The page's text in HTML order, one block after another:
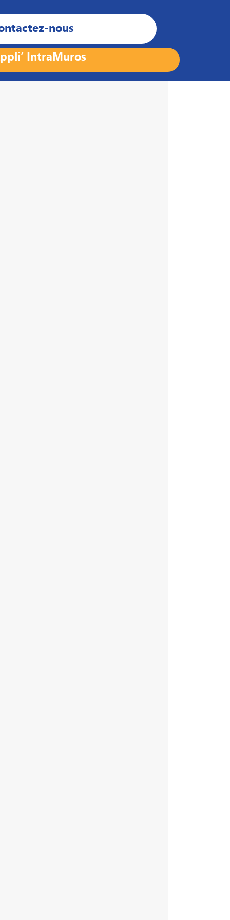
nous
IntraMuros